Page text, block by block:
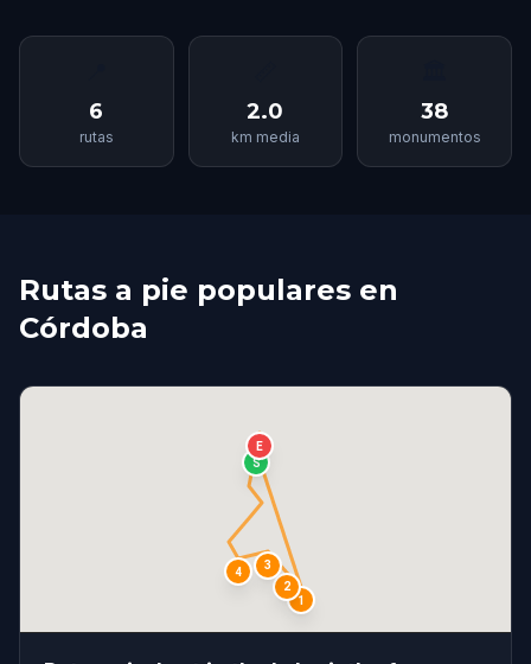
6
rutas
2.0
km media
38
monumentos
Rutas a pie populares en
Córdoba
S
1
2
3
4
E